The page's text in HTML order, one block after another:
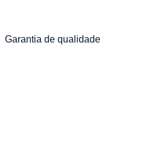
Garantia de qualidade